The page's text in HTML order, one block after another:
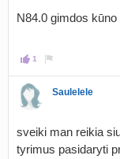
N84.0 gimdos kūno
1
Saulelele
sveiki man reikia
tyrimus pasidaryti